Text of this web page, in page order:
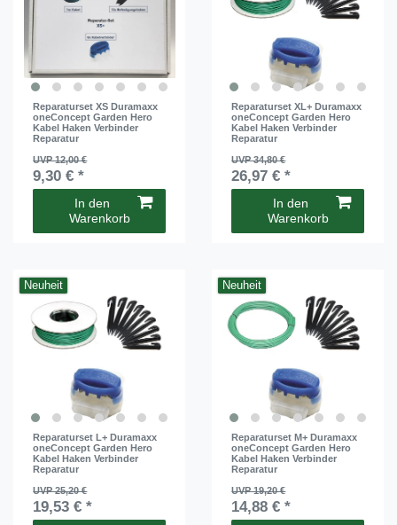
Reparaturset XS Duramaxx
oneConcept Garden Hero
Kabel Haken Verbinder
Reparatur
UVP 12,00 €
9,30 € *
In den
Warenkorb
Reparaturset XL+ Duramaxx
oneConcept Garden Hero
Kabel Haken Verbinder
Reparatur
UVP 34,80 €
26,97 € *
In den
Warenkorb
Neuheit
Reparaturset L+ Duramaxx
oneConcept Garden Hero
Kabel Haken Verbinder
Reparatur
UVP 25,20 €
19,53 € *
Neuheit
Reparaturset M+ Duramaxx
oneConcept Garden Hero
Kabel Haken Verbinder
Reparatur
UVP 19,20 €
14,88 € *